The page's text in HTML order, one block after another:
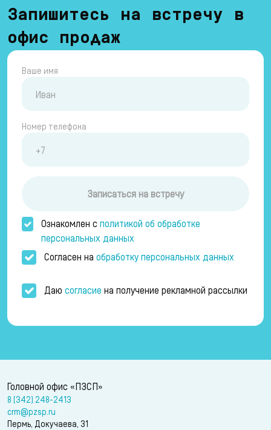
Запишитесь на встречу в
офис продаж
Ваше имя
Номер телефона
Записаться на встречу
Ознакомлен сполитикой об обработке
персональных данных
Согласен на обработку персональных данных
Даю согласие на получение рекламной рассылки
Головной офис «ПЗСП»
8 (342) 248-2413
crm@pzsp.ru
Пермь, Докучаева, 31